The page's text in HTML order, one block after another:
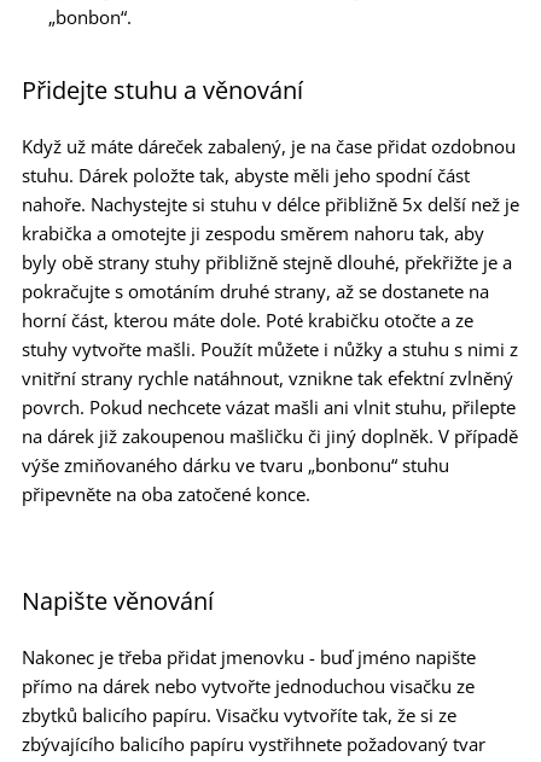
„bonbon“.
Přidejte stuhu a věnování
Když už máte dáreček zabalený, je na čase přidat ozdobnou
stuhu. Dárek položte tak, abyste měli jeho spodní část
nahoře. Nachystejte si stuhu v délce přibližně 5x delší než je
krabička a omotejte ji zespodu směrem nahoru tak, aby
byly obě strany stuhy přibližně stejně dlouhé, překřižte je a
pokračujte s omotáním druhé strany, až se dostanete na
horní část, kterou máte dole. Poté krabičku otočte a ze
stuhy vytvořte mašli. Použít můžete i nůžky a stuhu s nimi z
vnitřní strany rychle natáhnout, vznikne tak efektní zvlněný
povrch. Pokud nechcete vázat mašli ani vlnit stuhu, přilepte
na dárek již zakoupenou mašličku či jiný doplněk. V případě
výše zmiňovaného dárku ve tvaru „bonbonu“ stuhu
připevněte na oba zatočené konce.
Napište věnování
Nakonec je třeba přidat jmenovku - buď jméno napište
přímo na dárek nebo vytvořte jednoduchou visačku ze
zbytků balicího papíru. Visačku vytvoříte tak, že si ze
zbývajícího balicího papíru vystřihnete požadovaný tvar